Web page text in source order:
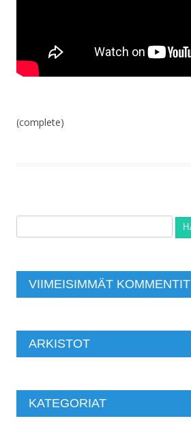
(complete)
VIIMEISIMMÄT KOMMENTIT
ARKISTOT
KATEGORIAT